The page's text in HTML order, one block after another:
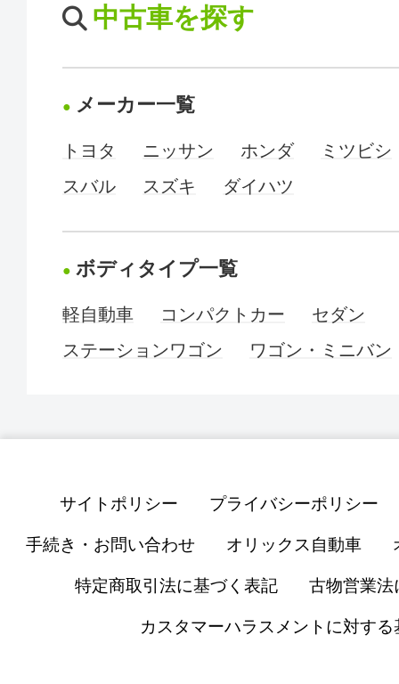
中古車を探す
メーカー一覧
トヨタ ニッサン ホンダ
ミツビシ
スバル
スズキ ダイハツ
ボディタイプ一覧
軽自動車 コンパクトカー
セダン
ステーションワゴン
ワゴン・ミニバン
サイトポリシー プライバシーポリシー
手続き・お問い合わせ オリックス自動車
特定商取引法に基づく表記 古物営業法
カスタマーハラスメントに対する